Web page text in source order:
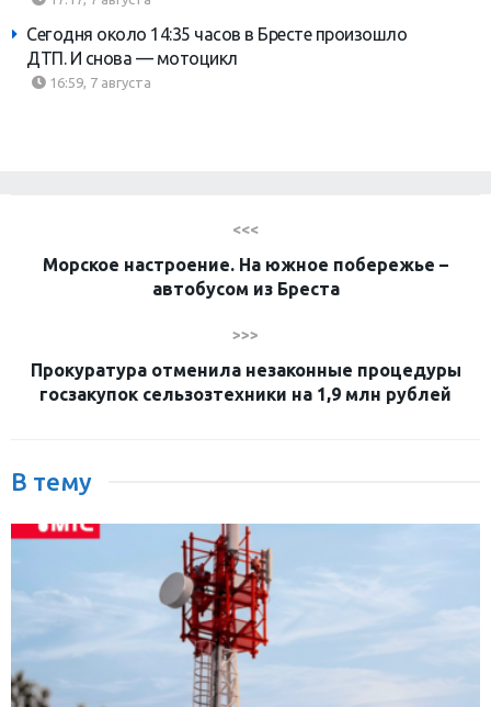
Сегодня около 14:35 часов в Бресте произошло
ДТП. И снова — мотоцикл
16:59, 7 августа
<<<
Морское настроение. На южное побережье –
автобусом из Бреста
>>>
Прокуратура отменила незаконные процедуры
госзакупок сельзозтехники на 1,9 млн рублей
В тему